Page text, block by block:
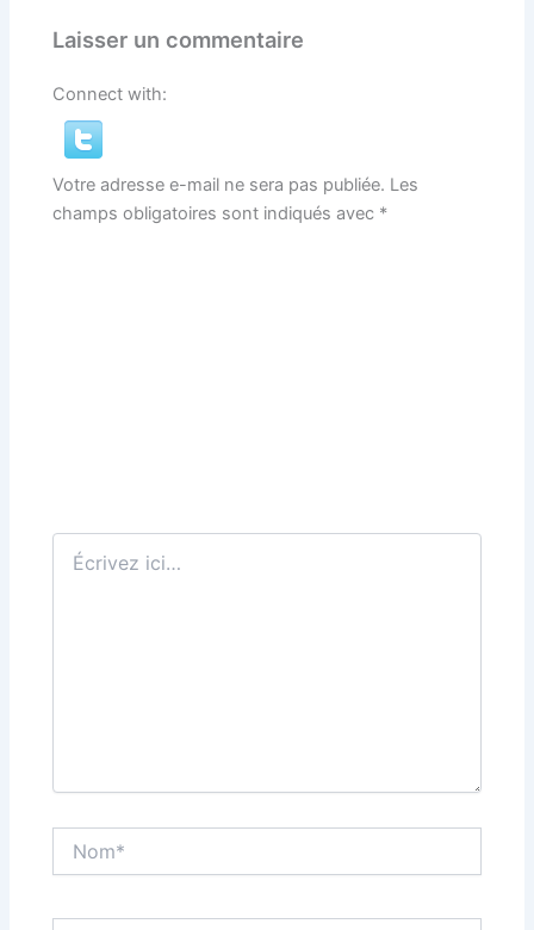
Laisser un commentaire
Connect with:
Votre adresse e-mail ne sera pas publiée. Les
champs obligatoires sont indiqués avec *
Écrivez
ici…